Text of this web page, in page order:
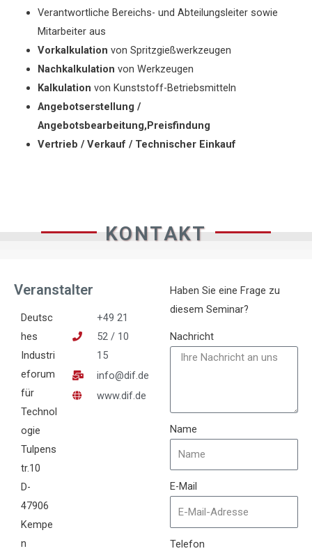
Verantwortliche Bereichs- und Abteilungsleiter sowie
Mitarbeiter aus
Vorkalkulation von Spritzgießwerkzeugen
Nachkalkulation von Werkzeugen
Kalkulation von Kunststoff-Betriebsmitteln
Angebotserstellung /
Angebotsbearbeitung,Preisfindung
Vertrieb / Verkauf / Technischer Einkauf
KONTAKT
Veranstalter
Deutsc
hes
Industri
eforum
für
Technol
ogie
Tulpens
tr.10
D-
47906
Kempe
n
+49 21
52 / 10
15
info@dif.de
www.dif.de
Haben Sie eine Frage zu
diesem Seminar?
Nachricht
Name
E-Mail
Telefon